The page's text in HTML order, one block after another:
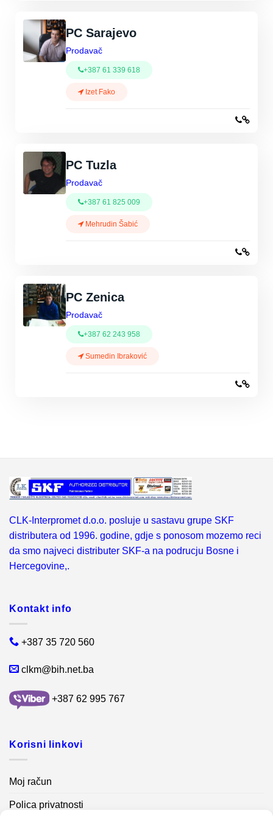
PC Sarajevo
Prodavač
+387 61 339 618
Izet Fako
PC Tuzla
Prodavač
+387 61 825 009
Mehrudin Šabić
PC Zenica
Prodavač
+387 62 243 958
Sumedin Ibraković
CLK-Interpromet d.o.o. posluje u sastavu grupe SKF
distributera od 1996. godine, gdje s ponosom mozemo reci
da smo najveci distributer SKF-a na podrucju Bosne i
Hercegovine,.
Kontakt info
+387 35 720 560
clkm@bih.net.ba
+387 62 995 767
Korisni linkovi
Moj račun
Polica privatnosti